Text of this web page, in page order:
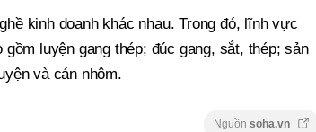
kinh doanh khác nhau. Trong đó, lĩnh vực
luyện gang thép; đúc gang, sắt, thép; sản
và cán nhôm.
Nguồn soha.vn